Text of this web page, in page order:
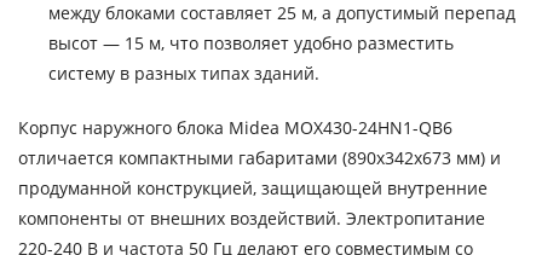
между блоками составляет 25 м, а допустимый перепад
высот — 15 м, что позволяет удобно разместить
систему в разных типах зданий.
Корпус наружного блока Midea MOX430-24HN1-QB6
отличается компактными габаритами (890x342x673 мм) и
продуманной конструкцией, защищающей внутренние
компоненты от внешних воздействий. Электропитание
220-240 В и частота 50 Гц делают его совместимым со